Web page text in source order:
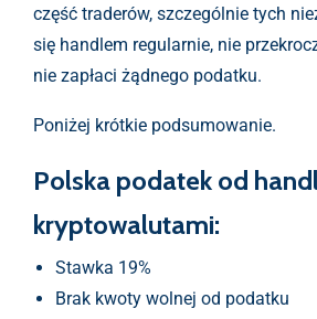
część traderów, szczególnie tych
się handlem regularnie, nie
nie zapłaci żądnego podatku.
Poniżej krótkie podsumowanie.
Polska podatek od
kryptowalutami:
Stawka 19%
Brak kwoty wolnej od podatku